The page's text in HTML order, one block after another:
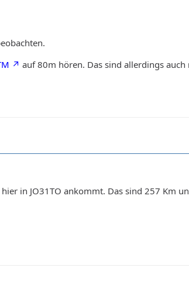
auf 80m hören. Das sind allerdings
in JO31TO ankommt. Das sind 257 Km